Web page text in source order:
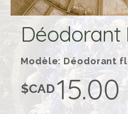
Déodorant
Modèle: Déodorant
$CAD15.00